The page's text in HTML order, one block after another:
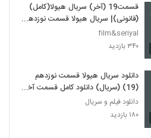
قسمت19 (آخر) سریال هیولا(کامل)
(قانونی)| سریال هیولا قسمت نوزدهم
(قسمت آخر)
film&seriyal
۳۴۰ بازدید
دانلود سریال هیولا قسمت نوزدهم
(19) (سریال) دانلود کامل قسمت آخر
سریال هیولا
دانلود فیلم و سریال
۱۸۰ بازدید